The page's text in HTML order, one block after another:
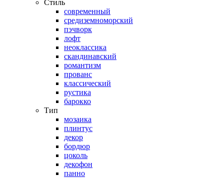
Стиль
современный
средиземноморский
пэчворк
лофт
неоклассика
скандинавский
романтизм
прованс
классический
рустика
барокко
Тип
мозаика
плинтус
декор
бордюр
цоколь
декофон
панно